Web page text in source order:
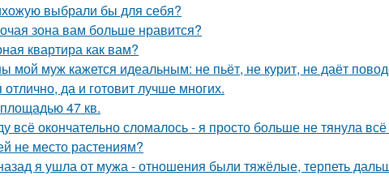
выбрали бы для себя?
зона вам больше нравится?
квартира как вам?
мой муж кажется идеальным: не пьёт, не курит, не даёт
отлично, да и готовит лучше многих.
47 кв.
всё окончательно сломалось - я просто больше не тянула
не место растениям?
я ушла от мужа - отношения были тяжёлые, терпеть